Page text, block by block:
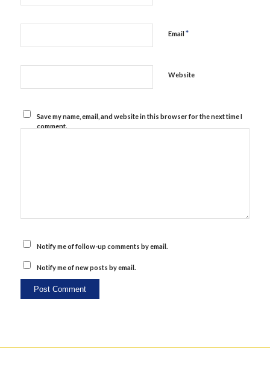
Email *
Website
Save my name, email, and website in this browser for the next time I
comment.
Notify me of follow-up comments by email.
Notify me of new posts by email.